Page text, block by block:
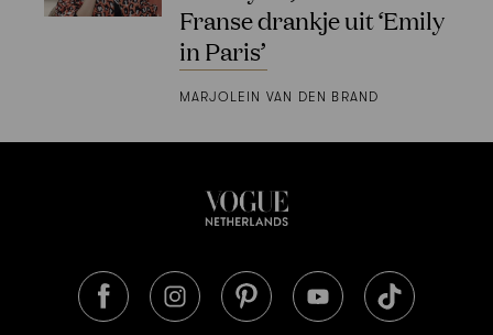
Franse drankje uit ‘Emily
in Paris’
MARJOLEIN VAN DEN BRAND